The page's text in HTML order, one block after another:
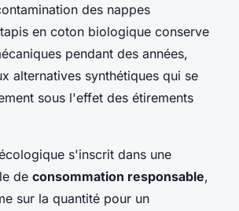
des nappes
en coton biologique conserve
pendant des années,
alternatives synthétiques qui se
sous l'effet des étirements
s'inscrit dans une
de consommation responsable,
sur la quantité pour un